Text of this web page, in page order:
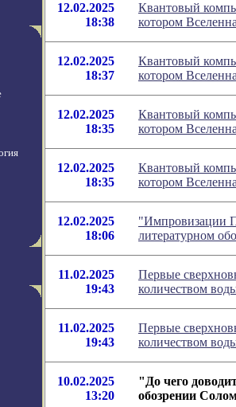
12.02.2025
18:38
Квантовый
котором
12.02.2025
18:37
Квантовый
котором
12.02.2025
18:35
Квантовый
котором
12.02.2025
18:35
Квантовый
котором
12.02.2025
18:06
"Импровизации
литературном
11.02.2025
19:43
Первые
количеством
11.02.2025
19:43
Первые
количеством
10.02.2025
13:20
"До чего
обозрении